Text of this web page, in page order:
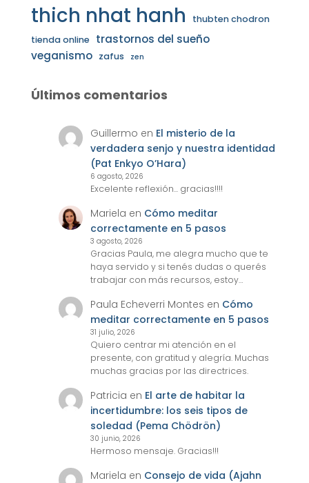
thich nhat hanh
thubten chodron
tienda online trastornos del sueño
veganismo zafus zen
Últimos comentarios
Guillermo en El misterio de la
verdadera senjo y nuestra identidad
(Pat Enkyo O’Hara)
6 agosto, 2026
Excelente reflexión... gracias!!!!
Mariela en Cómo meditar
correctamente en 5 pasos
3 agosto, 2026
Gracias Paula, me alegra mucho que te
haya servido y si tenés dudas o querés
trabajar con más recursos, estoy…
Paula Echeverri Montes en Cómo
meditar correctamente en 5 pasos
31 julio, 2026
Quiero centrar mi atención en el
presente, con gratitud y alegría. Muchas
muchas gracias por las directrices.
Patricia en El arte de habitar la
incertidumbre: los seis tipos de
soledad (Pema Chödrön)
30 junio, 2026
Hermoso mensaje. Gracias!!!
Mariela en Consejo de vida (Ajahn